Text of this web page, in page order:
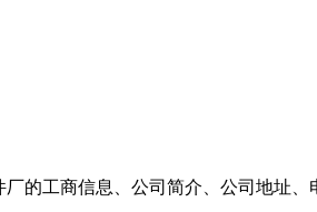
的工商信息、公司简介、公司地址